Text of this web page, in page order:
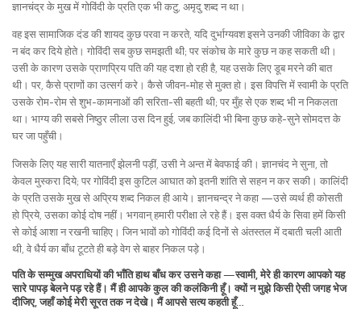
ज्ञानचंद्र के मुख में गोविंदी के प्रति एक भी कटु, अमृदु शब्द न था।
वह इस सामाजिक दंड की शायद कुछ परवा न करते, यदि दुर्भाग्यवश इसने उनकी जीविका के द्वार
न बंद कर दिये होते। गोविंदी सब कुछ समझती थी; पर संकोच के मारे कुछ न कह सकती थी।
उसी के कारण उसके प्राणप्रिय पति की यह दशा हो रही है, यह उसके लिए डूब मरने की बात
थी। पर, कैसे प्राणों का उत्सर्ग करे। कैसे जीवन-मोह से मुक्त हो। इस विपत्ति में स्वामी के प्रति
उसके रोम-रोम से शुभ-कामनाओं की सरिता-सी बहती थी; पर मुँह से एक शब्द भी न निकलता
था। भाग्य की सबसे निष्ठुर लीला उस दिन हुई, जब कालिंदी भी बिना कुछ कहे-सुने सोमदत्त के
घर जा पहुँची।
जिसके लिए यह सारी यातनाएँ झेलनी पड़ीं, उसी ने अन्त में बेवफाई की। ज्ञानचंद ने सुना, तो
केवल मुस्करा दिये; पर गोविंदी इस कुटिल आघात को इतनी शांति से सहन न कर सकी। कालिंदी
के प्रति उसके मुख से अप्रिय शब्द निकल ही आये। ज्ञानचन्द्र ने कहा —उसे व्यर्थ ही कोसती
हो प्रिये, उसका कोई दोष नहीं। भगवान् हमारी परीक्षा ले रहे हैं। इस वक्त धैर्य के सिवा हमें किसी
से कोई आशा न रखनी चाहिए। जिन भावों को गोविंदी कई दिनों से अंतस्तल में दबाती चली आती
थी, वे धैर्य का बाँध टूटते ही बड़े वेग से बाहर निकल पड़े।
पति के सम्मुख अपराधियों की भाँति हाथ बाँध कर उसने कहा —स्वामी, मेरे ही कारण आपको यह
सारे पापड़ बेलने पड़ रहे हैं। मैं ही आपके कुल की कलंकिनी हूँ। क्यों न मुझे किसी ऐसी जगह भेज
दीजिए, जहाँ कोई मेरी सूरत तक न देखे। मैं आपसे सत्य कहती हूँ…